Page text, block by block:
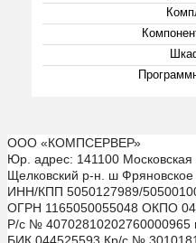
ООО «КОМПСЕРВЕР»
Юр. адрес: 141100 Московская
Щелковский р-н. ш
ИНН/КПП 5050127989/
ОГРН 1165050055048 ОКПО
Р/с №